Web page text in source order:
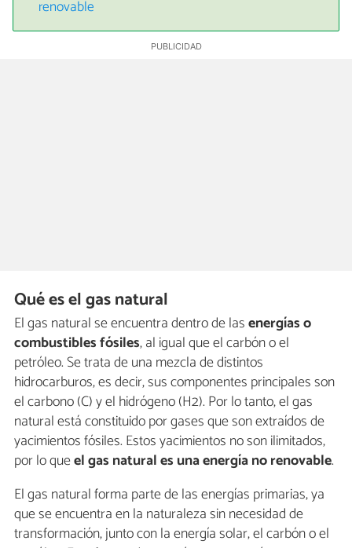
renovable
Qué es el gas natural
El gas natural se encuentra dentro de lasenergías o
combustibles fósiles, al igual que el carbón o el
petróleo. Se trata de una mezcla de distintos
hidrocarburos, es decir, sus componentes principales son
el carbono (C) y el hidrógeno (H2). Por lo tanto, el gas
natural está constituido por gases que son extraídos de
yacimientos fósiles. Estos yacimientos no son ilimitados,
por lo queel gas natural es una energía no renovable.
El gas natural forma parte de las energías primarias, ya
que se encuentra en la naturaleza sin necesidad de
transformación, junto con la energía solar, el carbón o el